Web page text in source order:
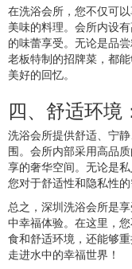
在洗浴会所，您不仅可
美味的料理。会所内设
的味蕾享受。无论是品
老板特制的招牌菜，都
美好的回忆。
四、舒适环境
洗浴会所提供舒适、宁
围。会所内部采用高品
享的奢华空间。无论是
您对于舒适性和隐私性
总之，深圳洗浴会所是
中幸福体验。在这里，
食和舒适环境，还能够
走进水中的幸福世界！